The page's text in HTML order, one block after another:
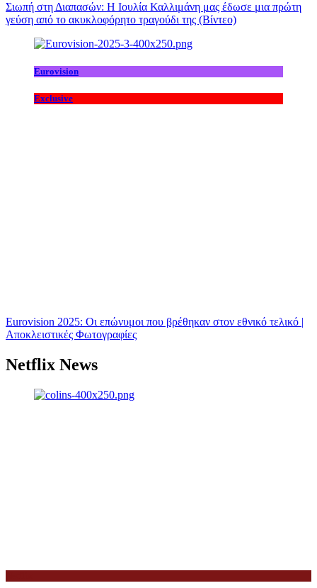
Σιωπή στη Διαπασών: Η Ιουλία Καλλιμάνη μας έδωσε μια πρώτη
γεύση από το ακυκλοφόρητο τραγούδι της (Βίντεο)
Eurovision
Exclusive
Eurovision 2025: Οι επώνυμοι που βρέθηκαν στον εθνικό τελικό |
Αποκλειστικές Φωτογραφίες
Netflix News